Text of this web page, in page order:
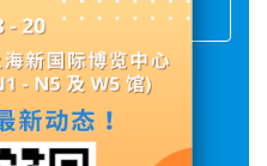
。
情